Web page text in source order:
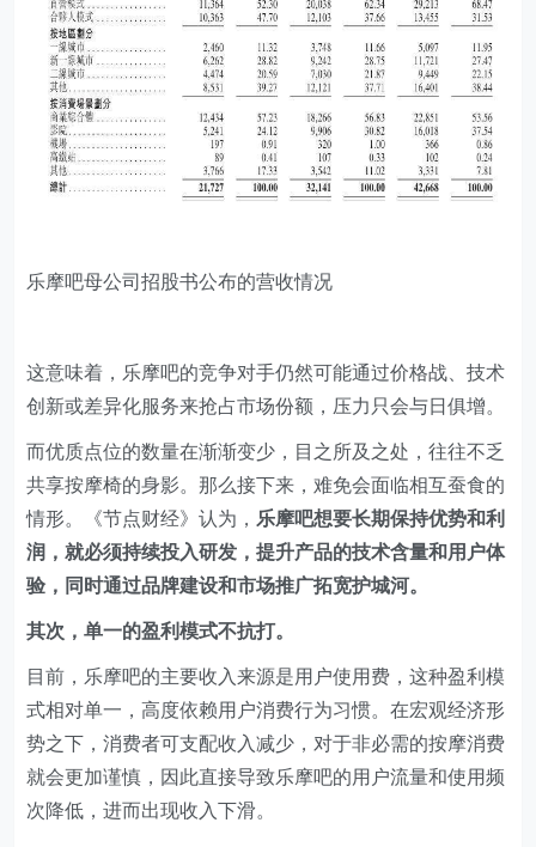
乐摩吧母公司招股书公布的营收情况
这意味着，乐摩吧的竞争对手仍然可能通过价格战、技术
创新或差异化服务来抢占市场份额，压力只会与日俱增。
而优质点位的数量在渐渐变少，目之所及之处，往往不乏
共享按摩椅的身影。那么接下来，难免会面临相互蚕食的
情形。《节点财经》认为， 乐摩吧想要长期保持优势和利
润，就必须持续投入研发，提升产品的技术含量和用户体
验，同时通过品牌建设和市场推广拓宽护城河。
其次，单一的盈利模式不抗打。
目前，乐摩吧的主要收入来源是用户使用费，这种盈利模
式相对单一，高度依赖用户消费行为习惯。在宏观经济形
势之下，消费者可支配收入减少，对于非必需的按摩消费
就会更加谨慎，因此直接导致乐摩吧的用户流量和使用频
次降低，进而出现收入下滑。